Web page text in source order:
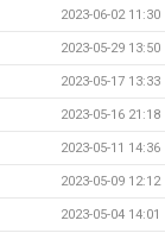
2023-06-02 11:30
2023-05-29 13:50
2023-05-17 13:33
2023-05-16 21:18
2023-05-11 14:36
2023-05-09 12:12
2023-05-04 14:01